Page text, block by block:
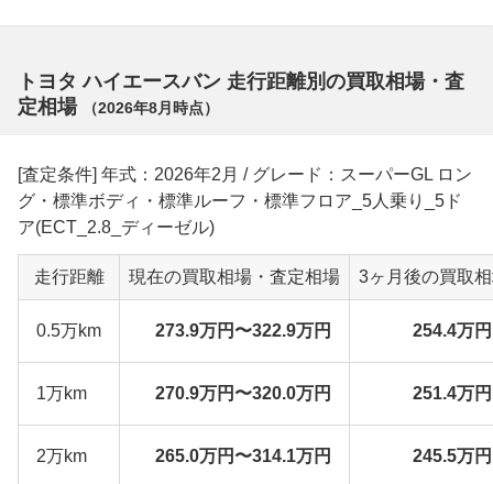
トヨタ ハイエースバン 走行距離別の買取相場・査
定相場
（2026年8月 時点）
[査定条件] 年式：2026年2月 / グレード：スーパーGL ロン
グ・標準ボディ・標準ルーフ・標準フロア_5人乗り_5ド
ア(ECT_2.8_ディーゼル)
走行距離 現在の買取相場・査定相場 3ヶ月後の買取
0.5万km 273.9万円〜322.9万円 254.4万
1万km 270.9万円〜320.0万円 251.4万
2万km 265.0万円〜314.1万円 245.5万